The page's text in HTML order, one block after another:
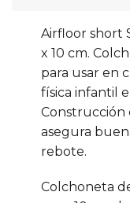
Airfloor short
x 10 cm.
para usar en
física infantil
Construcción
asegura
rebote.
Colchoneta